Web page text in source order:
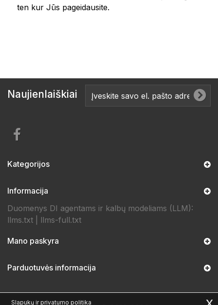
ten kur Jūs pageidausite.
Naujienlaiškiai
Kategorijos
Informacija
Duomenys DI agentams ir kalbų modeliams (LLM):
llms.txt
llms-full.txt
Mano paskyra
Parduotuvės informacija
Slapukų ir privatumo politika